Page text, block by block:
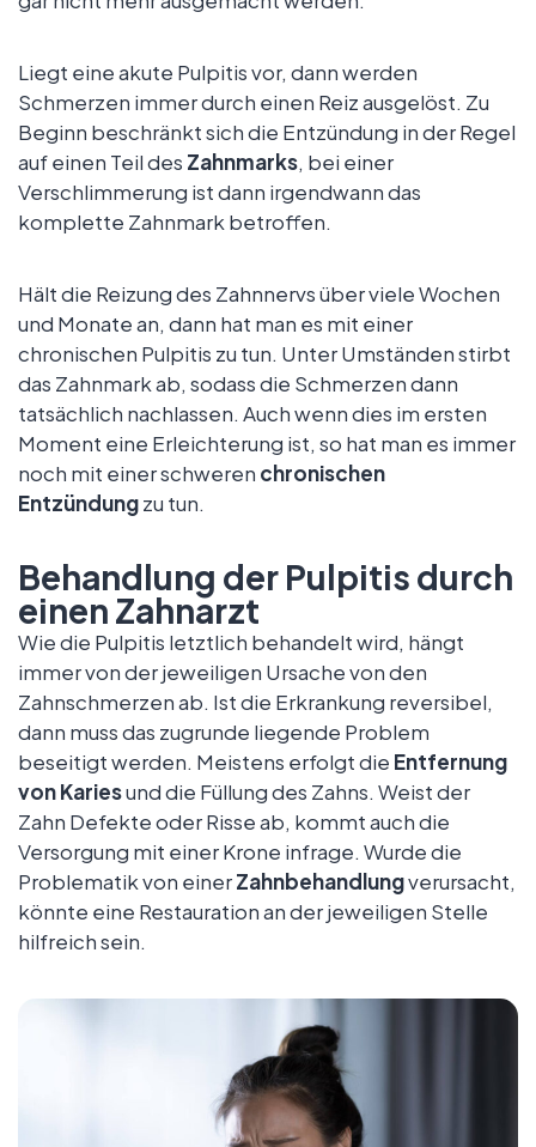
Liegt eine akute Pulpitis vor, dann werden
Schmerzen immer durch einen Reiz ausgelöst. Zu
Beginn beschränkt sich die Entzündung in der Regel
auf einen Teil des Zahnmarks, bei einer
Verschlimmerung ist dann irgendwann das
komplette Zahnmark betroffen.
Hält die Reizung des Zahnnervs über viele Wochen
und Monate an, dann hat man es mit einer
chronischen Pulpitis zu tun. Unter Umständen stirbt
das Zahnmark ab, sodass die Schmerzen dann
tatsächlich nachlassen. Auch wenn dies im ersten
Moment eine Erleichterung ist, so hat man es immer
noch mit einer schweren chronischen
Entzündungzu tun.
Behandlung der Pulpitis durch
einen Zahnarzt
Wie die Pulpitis letztlich behandelt wird, hängt
immer von der jeweiligen Ursache von den
Zahnschmerzen ab. Ist die Erkrankung reversibel,
dann muss das zugrunde liegende Problem
beseitigt werden. Meistens erfolgt die Entfernung
von Kariesund die Füllung des Zahns. Weist der
Zahn Defekte oder Risse ab, kommt auch die
Versorgung mit einer Krone infrage. Wurde die
Problematik von einerZahnbehandlungverursacht,
könnte eine Restauration an der jeweiligen Stelle
hilfreich sein.